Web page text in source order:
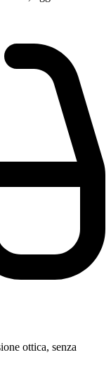
ottica, senza